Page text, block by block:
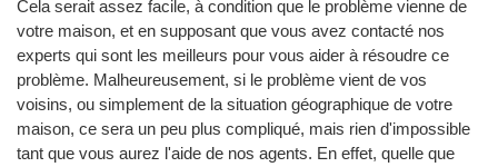
Cela serait assez facile, à condition que le problème vienne de
votre maison, et en supposant que vous avez contacté nos
experts qui sont les meilleurs pour vous aider à résoudre ce
problème. Malheureusement, si le problème vient de vos
voisins, ou simplement de la situation géographique de votre
maison, ce sera un peu plus compliqué, mais rien d'impossible
tant que vous aurez l'aide de nos agents. En effet, quelle que